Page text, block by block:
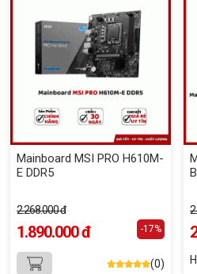
Mainboard MSI PRO H610M-
E DDR5
2.268.000 đ
1.890.000 đ -17%
(0)